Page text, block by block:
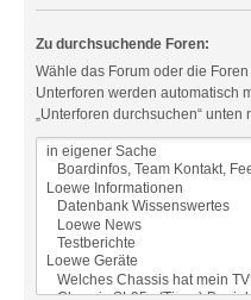
Zu durchsuchende Foren:
Wähle das Forum oder die
Unterforen werden automatisch
„Unterforen durchsuchen“ unten